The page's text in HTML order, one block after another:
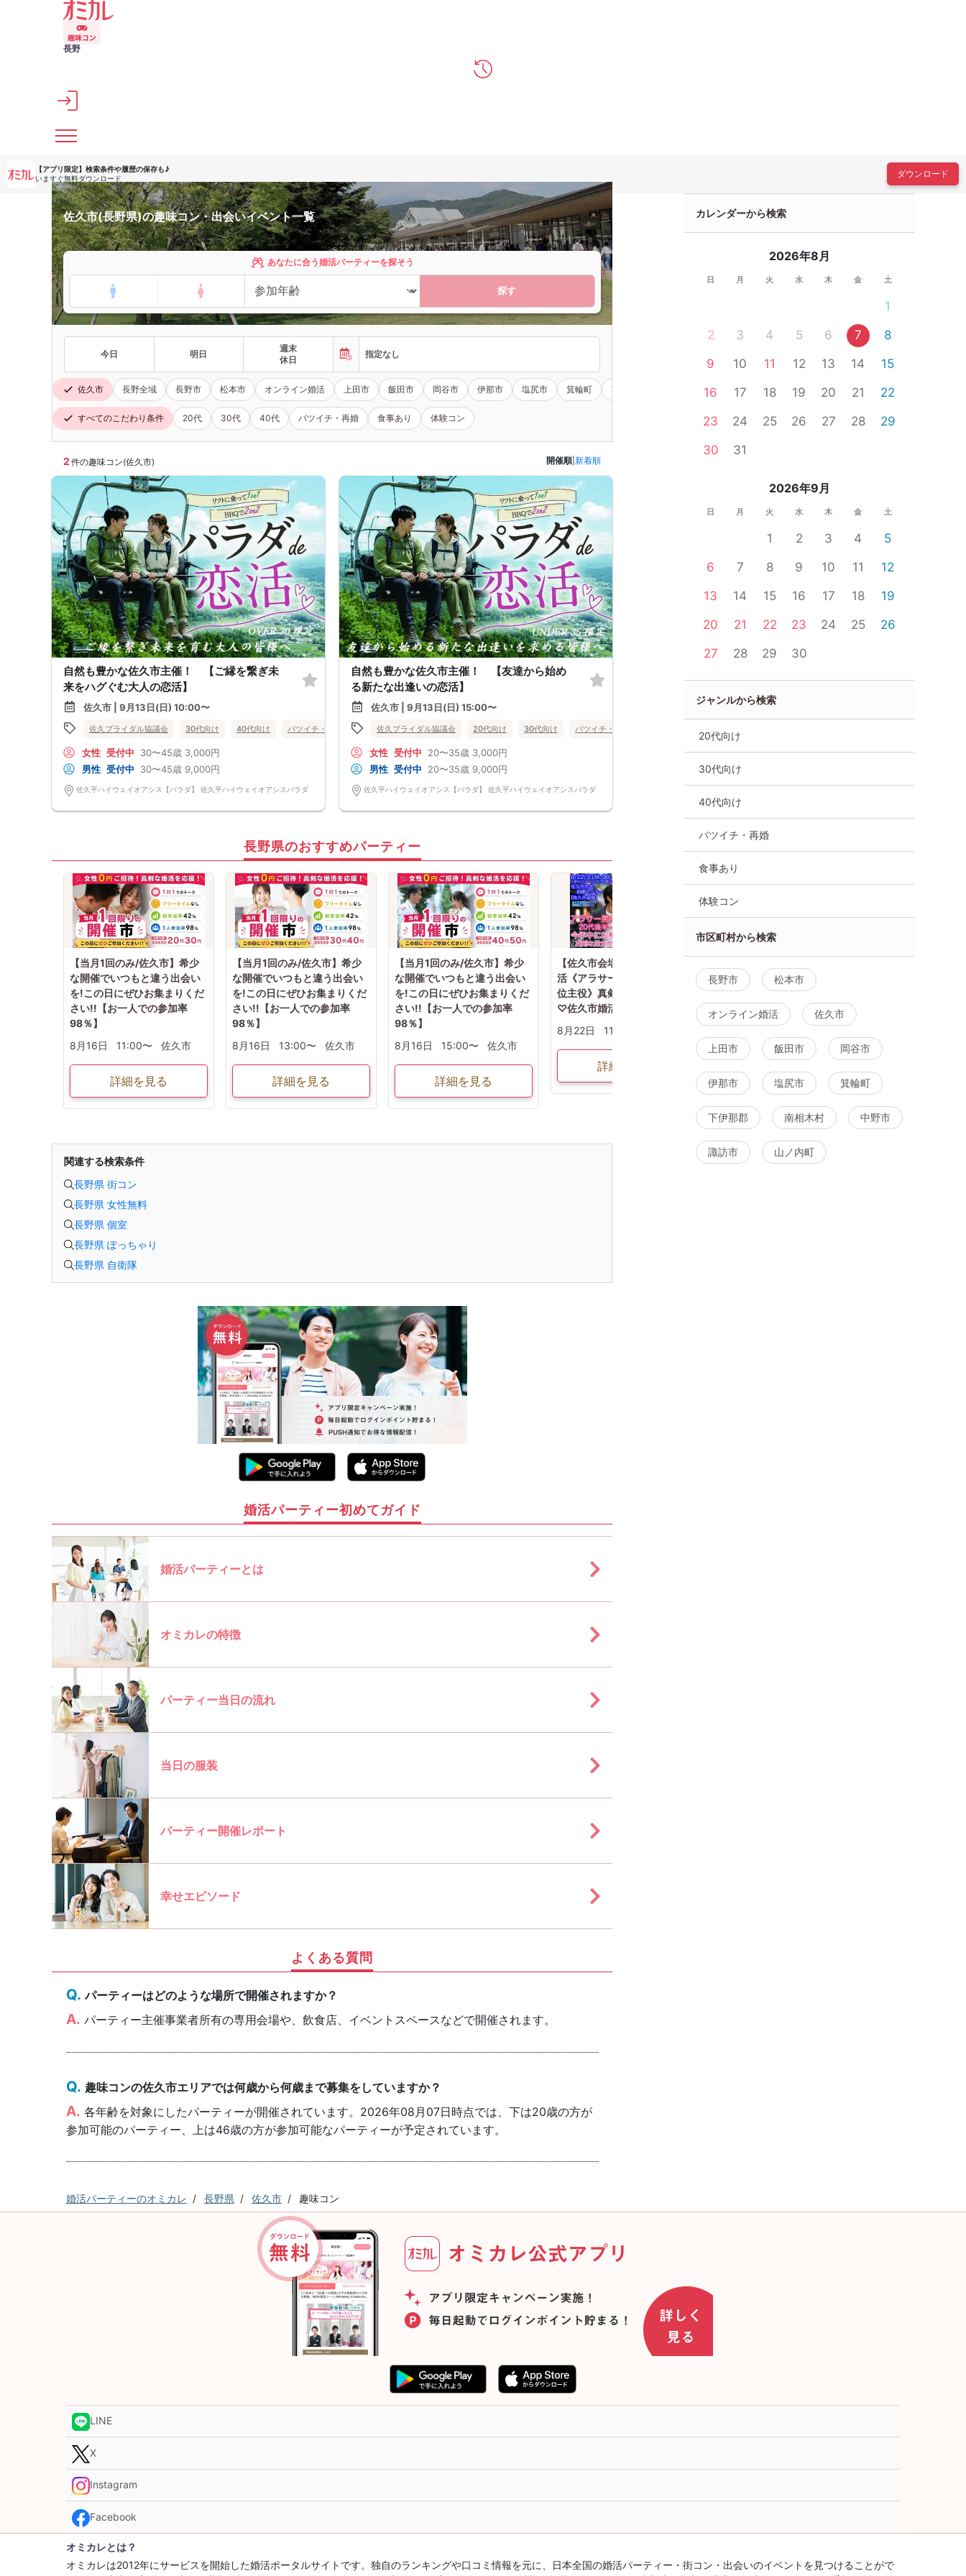
メインコンテンツへスキップ
長野
【アプリ限定】 検索条件や履歴の保存も♪
いますぐ無料ダウンロード
ダウンロード
佐久市(長野県)の趣味コン・出会いイベント一覧
あなたに合う婚活パーティーを探そう
探す
今日 明日
週末
休日
指定なし
佐久市 長野全域 長野市 松本市 オンライン婚活 上田市 飯田市 岡谷市 伊那市 塩尻市 箕輪町 下伊那郡 中野市 諏訪市 山ノ内町
すべてのこだわり条件 20代 30代 40代 バツイチ・再婚 食事あり 体験コン
2 件の趣味コン(佐久市) 開催順 新着順
自然も豊かな佐久市主催！ 【ご縁を繋ぎ未
来をハグぐむ大人の恋活】
佐久市 | 9月13日(日) 10:00〜
佐久ブライダル協議会 30代向け 40代向け バツイチ・再婚 趣味コン 食事あり 体験コン 長野県 佐久市
女性 受付中 30〜45歳 3,000円
男性 受付中 30〜45歳 9,000円
佐久平ハイウェイオアシス【パラダ】 佐久平ハイウェイオアシスパラダ
自然も豊かな佐久市主催！ 【友達から始め
る新たな出逢いの恋活】
佐久市 | 9月13日(日) 15:00〜
佐久ブライダル協議会 20代向け 30代向け バツイチ・再婚
女性 受付中 20〜35歳 3,000円
男性 受付中 20〜35歳 9,000円
佐久平ハイウェイオアシス【パラダ】 佐久平ハイウェイオアシスパラダ
長野県のおすすめパーティー
【当月1回のみ/佐久市】希少
な開催でいつもと違う出会い
を!この日にぜひお集まりくだ
さい!!【お一人での参加率
98％】
8月16日
11:00〜 佐久市
詳細を見る
【当月1回のみ/佐久市】希少
な開催でいつもと違う出会い
を!この日にぜひお集まりくだ
さい!!【お一人での参加率
98％】
8月16日
13:00〜 佐久市
詳細を見る
【当月1回のみ/佐久市】希少
な開催でいつもと違う出会い
を!この日にぜひお集まりくだ
さい!!【お一人での参加率
98％】
8月16日
15:00〜 佐久市
詳細を見る
【佐久市会場】脱ダラダラ婚
活《アラサー男女20代~37歳
位主役》真剣な男女が集まる
♡佐久市婚活パーティー
8月22日
11:00〜
詳細を見る
場】現在総勢12名規模《40代
男女限定編♡40~49歳主役》
恋人候補の男女が集まる♡佐
久市婚活パーティー
8月22日
13:30〜 佐久市
詳細を見る
関連する検索条件
長野県 街コン
長野県 女性無料
長野県 個室
長野県 ぽっちゃり
長野県 自衛隊
婚活パーティー初めてガイド
婚活パーティーとは
オミカレの特徴
パーティー当日の流れ
当日の服装
パーティー開催レポート
幸せエピソード
よくある質問
パーティーはどのような場所で開催されますか？
パーティー主催事業者所有の専用会場や、飲食店、イベントスペースなどで開催されます。
趣味コンの佐久市エリアでは何歳から何歳まで募集をしていますか？
各年齢を対象にしたパーティーが開催されています。2026年08月07日時点では、下は20歳の方が
参加可能のパーティー、上は46歳の方が参加可能なパーティーが予定されています。
カレンダーから検索
2026年8月
日 月 火 水 木 金 土
1
2
3 4 5 6 7
8
9
10 11 12 13 14
15
16
17 18 19 20 21
22
23
24 25 26 27 28
29
30
31
2026年9月
日 月 火 水 木 金 土
1 2 3 4
5
6
7 8 9 10 11
12
13
14 15 16 17 18
19
20
21 22 23 24 25
26
27
28 29 30
ジャンルから検索
20代向け
30代向け
40代向け
バツイチ・再婚
食事あり
体験コン
市区町村から検索
長野市 松本市
オンライン婚活 佐久市
上田市 飯田市 岡谷市
伊那市 塩尻市 箕輪町
下伊那郡 南相木村 中野市
諏訪市 山ノ内町
婚活パーティーのオミカレ 長野県 佐久市 趣味コン
LINE
X
Instagram
Facebook
オミカレとは？
オミカレは2012年にサービスを開始した婚活ポータルサイトです。独自のランキングや口コミ情報を元に、日本全国の婚活パーティー・街コン・出会いのイベントを見つけることがで